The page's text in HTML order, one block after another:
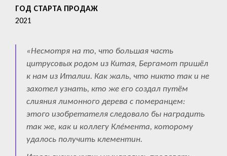
ГОД СТАРТА ПРОДАЖ
2021
«Несмотря на то, что большая часть
цитрусовых родом из Китая, Бергамот пришёл
к нам из Италии. Как жаль, что никто так и не
захотел узнать, кто же его создал путём
слияния лимонного дерева с померанцем:
этого изобретателя следовало бы наградить
так же, как и коллегу Клéмента, которому
удалось получить клементин.